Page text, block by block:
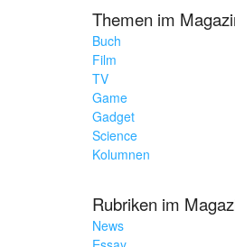
Themen im
Buch
Film
TV
Game
Gadget
Science
Kolumnen
Rubriken im
News